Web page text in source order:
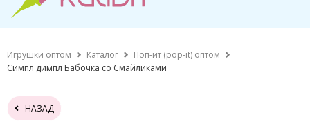
Игрушки оптом Каталог
Поп-ит (pop-it) оптом
Симпл димпл Бабочка со Смайликами
НАЗАД